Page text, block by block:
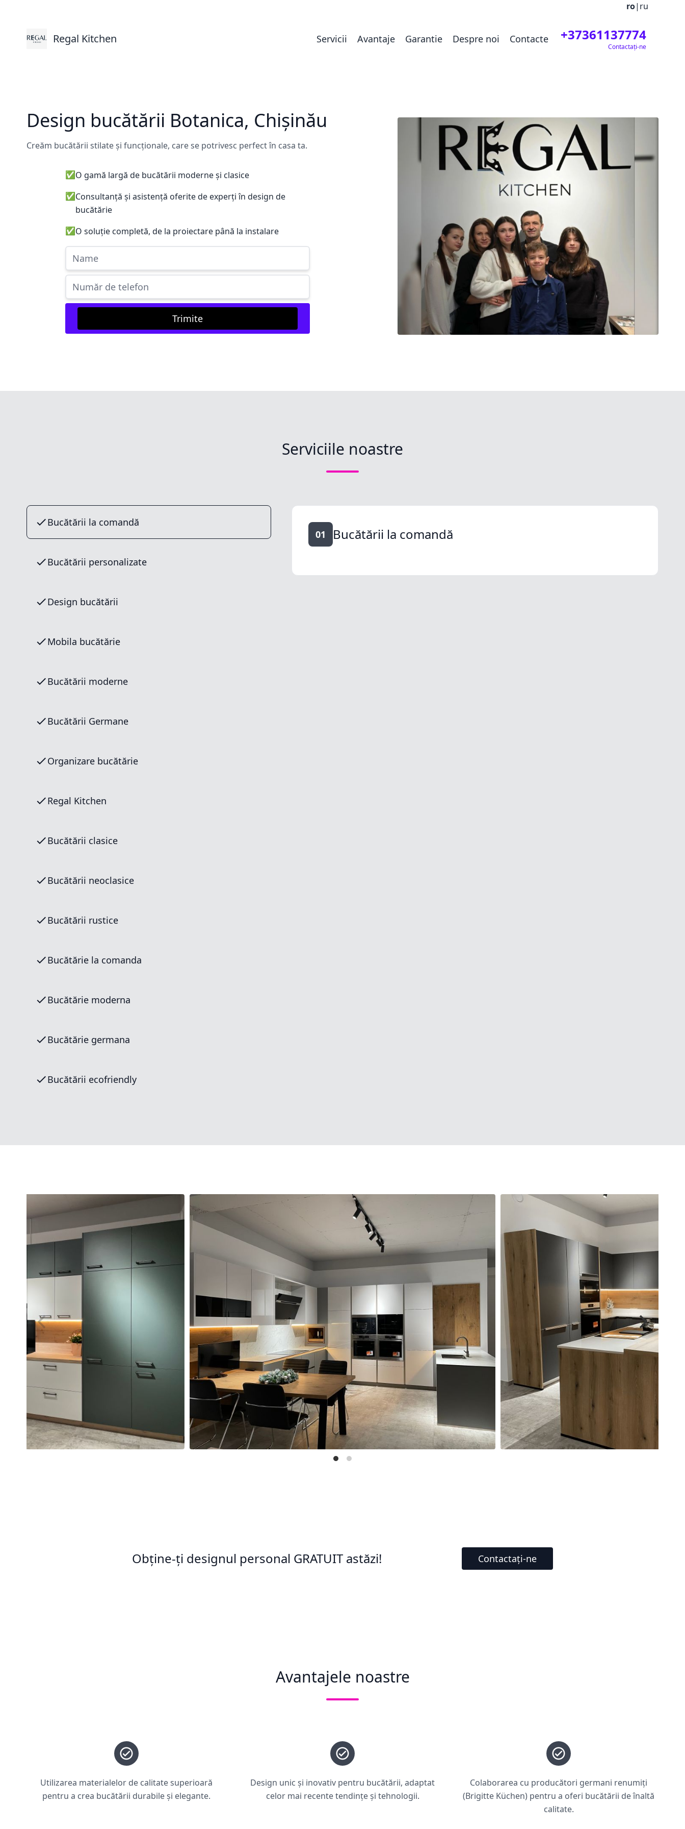
ro| ru
Regal Kitchen Servicii Avantaje Garantie Despre noi Contacte +37361137774
Contactați-ne
Design bucătării Botanica, Chișinău
Creăm bucătării stilate și funcționale, care se potrivesc perfect în casa ta.
✅O gamă largă de bucătării moderne și clasice
✅Consultanță și asistență oferite de experți în design de
bucătărie
✅O soluție completă, de la proiectare până la instalare
Trimite
Serviciile noastre
Bucătării la comandă
Bucătării personalizate
Design bucătării
Mobila bucătărie
Bucătării moderne
Bucătării Germane
Organizare bucătărie
Regal Kitchen
Bucătării clasice
Bucătării neoclasice
Bucătării rustice
Bucătărie la comanda
Bucătărie moderna
Bucătărie germana
Bucătării ecofriendly
01 Bucătării la comandă
Obține-ți designul personal GRATUIT astăzi! Contactați-ne
Avantajele noastre
Utilizarea materialelor de calitate superioară
pentru a crea bucătării durabile și elegante.
Design unic și inovativ pentru bucătării, adaptat
celor mai recente tendințe și tehnologii.
Colaborarea cu producători germani renumiți
(Brigitte Küchen) pentru a oferi bucătării de înaltă
calitate.